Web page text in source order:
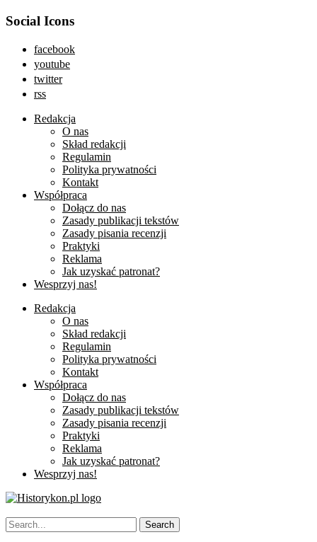
Social Icons
facebook
youtube
twitter
rss
Redakcja
O nas
Skład redakcji
Regulamin
Polityka prywatności
Kontakt
Współpraca
Dołącz do nas
Zasady publikacji tekstów
Zasady pisania recenzji
Praktyki
Reklama
Jak uzyskać patronat?
Wesprzyj nas!
Redakcja
O nas
Skład redakcji
Regulamin
Polityka prywatności
Kontakt
Współpraca
Dołącz do nas
Zasady publikacji tekstów
Zasady pisania recenzji
Praktyki
Reklama
Jak uzyskać patronat?
Wesprzyj nas!